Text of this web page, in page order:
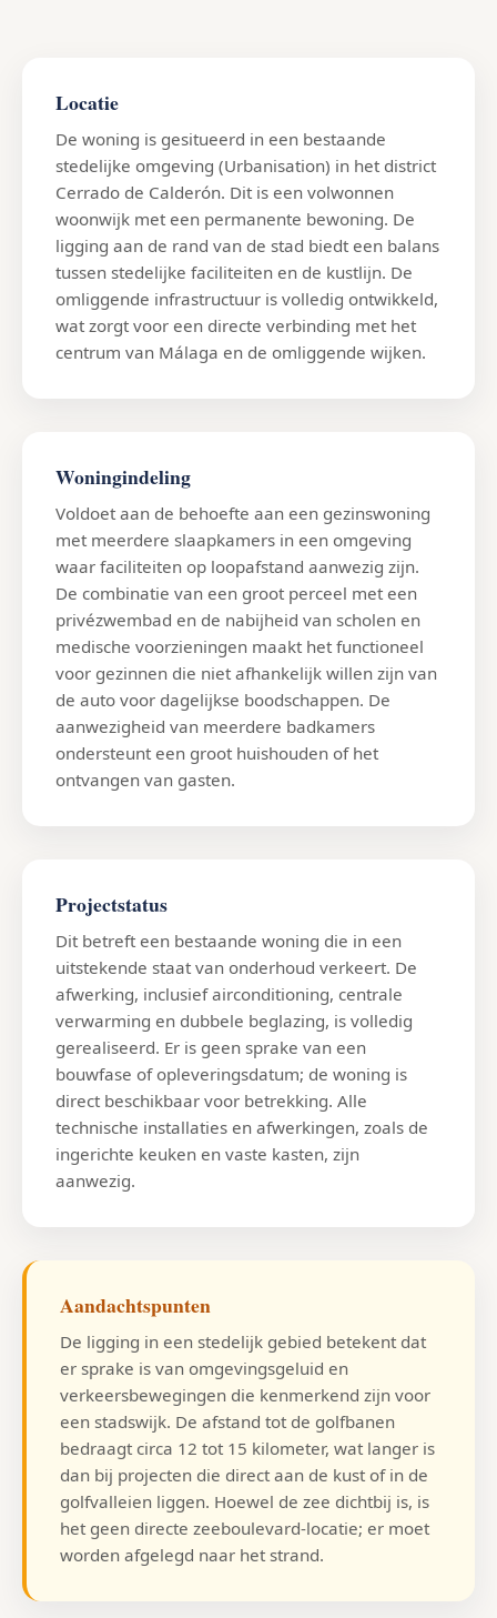
Locatie
De woning is gesitueerd in een bestaande
stedelijke omgeving (Urbanisation) in het district
Cerrado de Calderón. Dit is een volwonnen
woonwijk met een permanente bewoning. De
ligging aan de rand van de stad biedt een balans
tussen stedelijke faciliteiten en de kustlijn. De
omliggende infrastructuur is volledig ontwikkeld,
wat zorgt voor een directe verbinding met het
centrum van Málaga en de omliggende wijken.
Woningindeling
Voldoet aan de behoefte aan een gezinswoning
met meerdere slaapkamers in een omgeving
waar faciliteiten op loopafstand aanwezig zijn.
De combinatie van een groot perceel met een
privézwembad en de nabijheid van scholen en
medische voorzieningen maakt het functioneel
voor gezinnen die niet afhankelijk willen zijn van
de auto voor dagelijkse boodschappen. De
aanwezigheid van meerdere badkamers
ondersteunt een groot huishouden of het
ontvangen van gasten.
Projectstatus
Dit betreft een bestaande woning die in een
uitstekende staat van onderhoud verkeert. De
afwerking, inclusief airconditioning, centrale
verwarming en dubbele beglazing, is volledig
gerealiseerd. Er is geen sprake van een
bouwfase of opleveringsdatum; de woning is
direct beschikbaar voor betrekking. Alle
technische installaties en afwerkingen, zoals de
ingerichte keuken en vaste kasten, zijn
aanwezig.
Aandachtspunten
De ligging in een stedelijk gebied betekent dat
er sprake is van omgevingsgeluid en
verkeersbewegingen die kenmerkend zijn voor
een stadswijk. De afstand tot de golfbanen
bedraagt circa 12 tot 15 kilometer, wat langer is
dan bij projecten die direct aan de kust of in de
golfvalleien liggen. Hoewel de zee dichtbij is, is
het geen directe zeeboulevard-locatie; er moet
worden afgelegd naar het strand.